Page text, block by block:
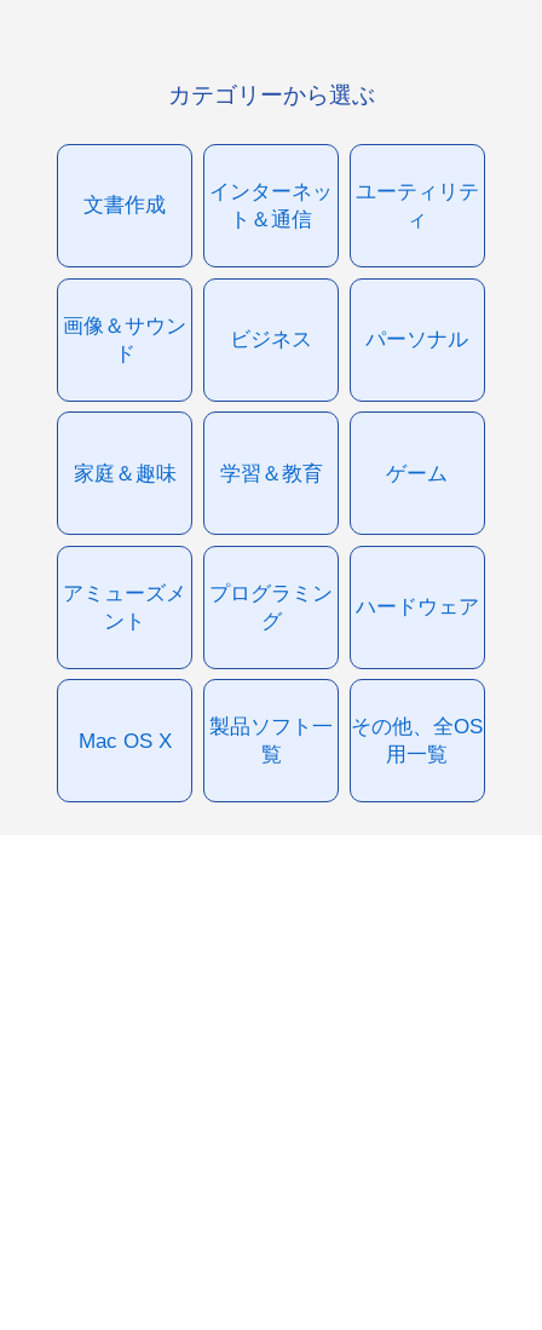
カテゴリーから選ぶ
文書作成
インターネッ
ト＆通信
ユーティリテ
ィ
画像＆サウン
ド
ビジネス パーソナル
家庭＆趣味 学習＆教育 ゲーム
アミューズメ
ント
プログラミン
グ
ハードウェア
Mac OS X
製品ソフト一
覧
その他、全OS
用一覧